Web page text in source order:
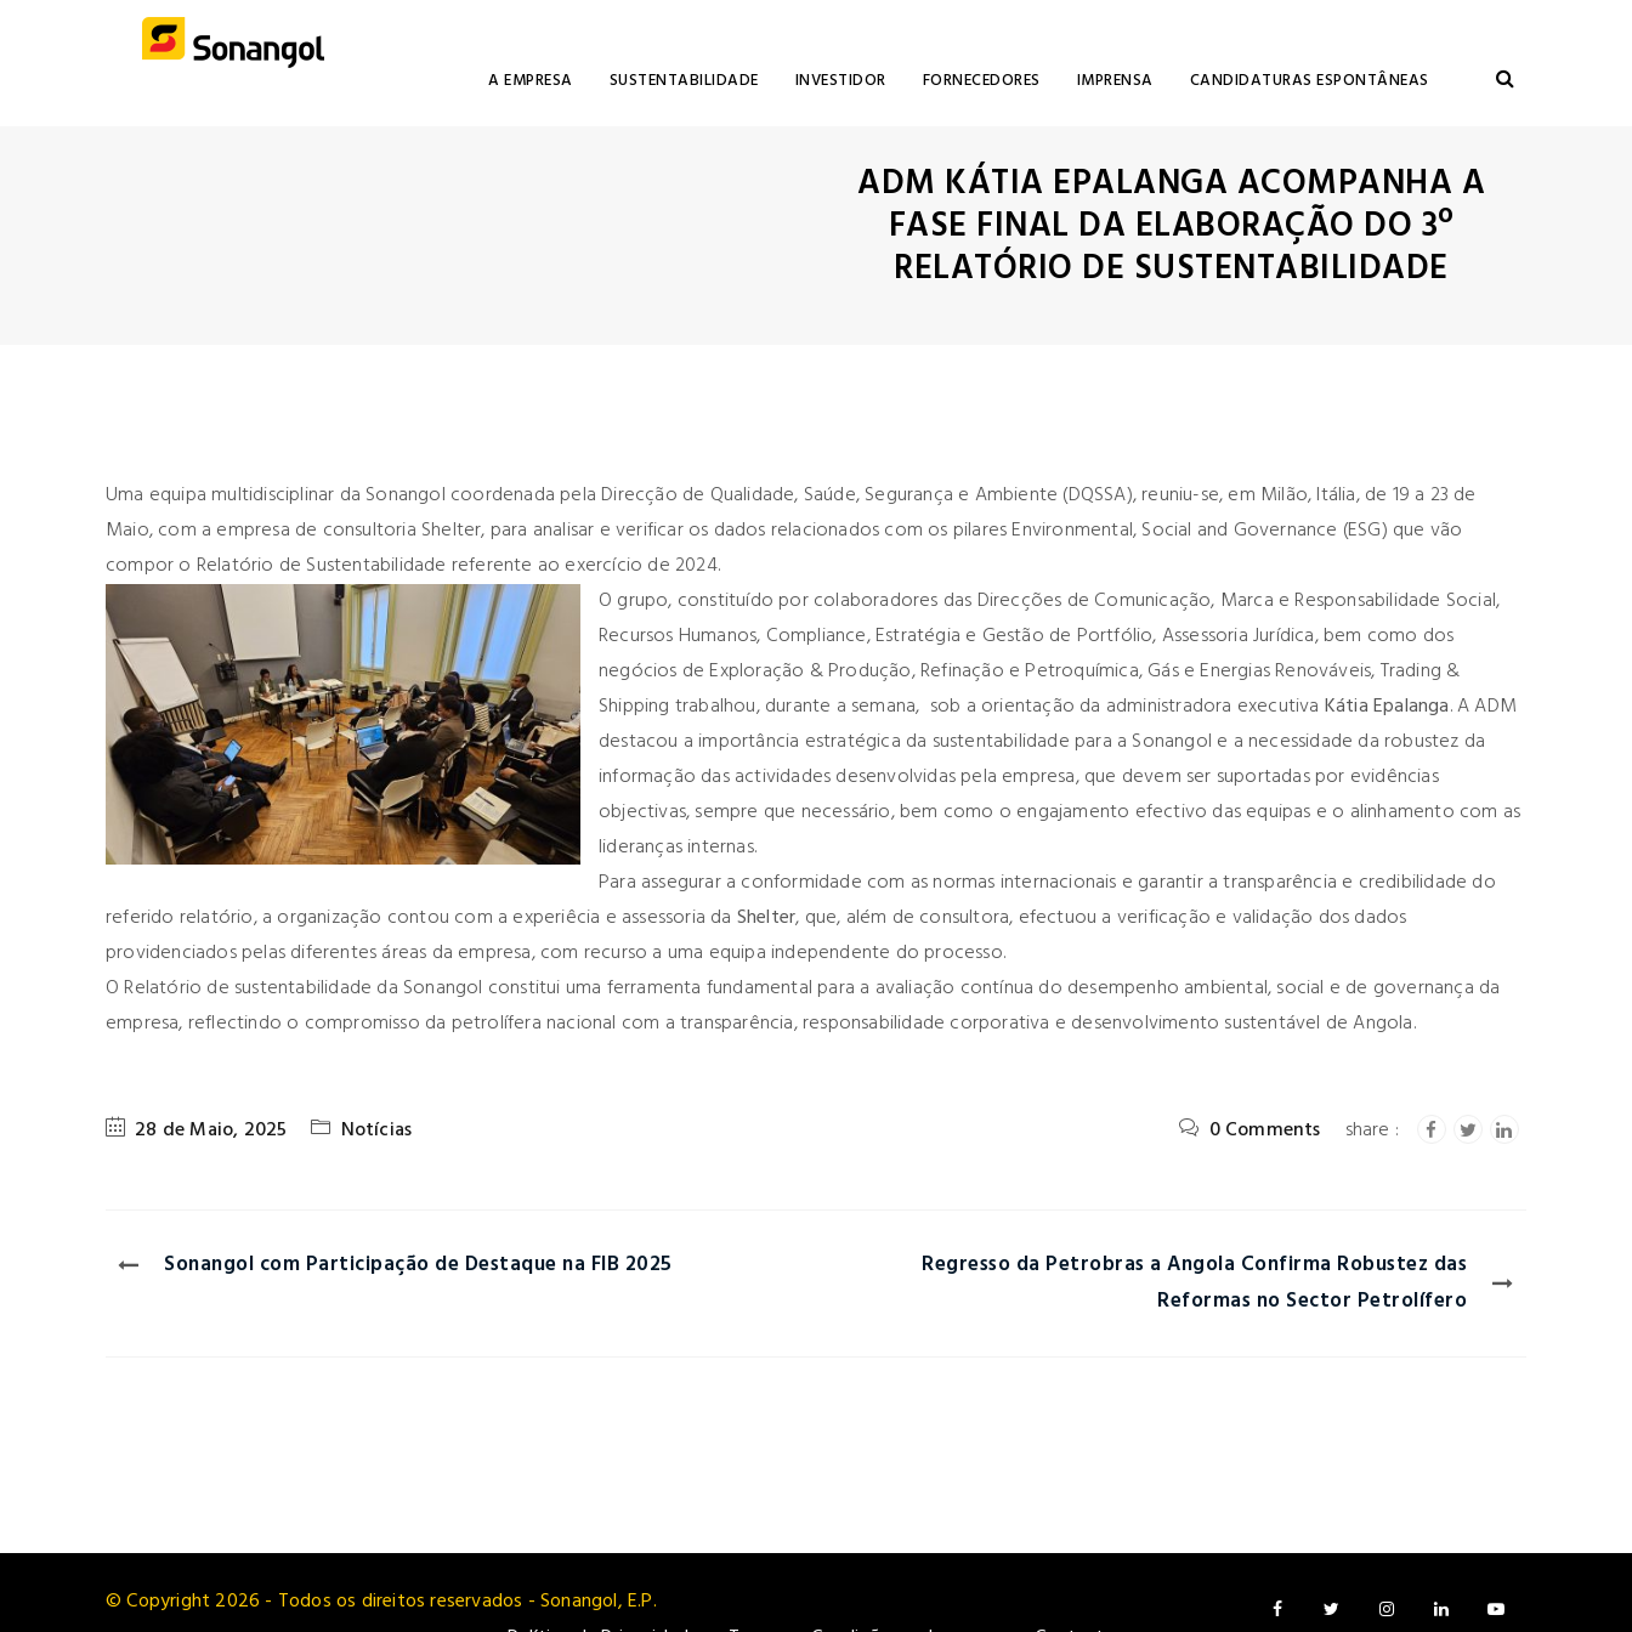
A EMPRESA SUSTENTABILIDADE INVESTIDOR FORNECEDORES IMPRENSA CANDIDATURAS ESPONTÂNEAS
ADM KÁTIA EPALANGA ACOMPANHA A
FASE FINAL DA ELABORAÇÃO DO 3º
RELATÓRIO DE SUSTENTABILIDADE
Uma equipa multidisciplinar da Sonangol coordenada pela Direcção de Qualidade, Saúde, Segurança e Ambiente (DQSSA), reuniu-se, em Milão, Itália, de 19 a 23 de
Maio, com a empresa de consultoria Shelter, para analisar e verificar os dados relacionados com os pilares Environmental, Social and Governance (ESG) que vão
compor o Relatório de Sustentabilidade referente ao exercício de 2024.
O grupo, constituído por colaboradores das Direcções de Comunicação, Marca e Responsabilidade Social,
Recursos Humanos, Compliance, Estratégia e Gestão de Portfólio, Assessoria Jurídica, bem como dos
negócios de Exploração & Produção, Refinação e Petroquímica, Gás e Energias Renováveis, Trading &
Shipping trabalhou, durante a semana, sob a orientação da administradora executiva Kátia Epalanga. A ADM
destacou a importância estratégica da sustentabilidade para a Sonangol e a necessidade da robustez da
informação das actividades desenvolvidas pela empresa, que devem ser suportadas por evidências
objectivas, sempre que necessário, bem como o engajamento efectivo das equipas e o alinhamento com as
lideranças internas.
Para assegurar a conformidade com as normas internacionais e garantir a transparência e credibilidade do
referido relatório, a organização contou com a experiêcia e assessoria da Shelter, que, além de consultora, efectuou a verificação e validação dos dados
providenciados pelas diferentes áreas da empresa, com recurso a uma equipa independente do processo.
O Relatório de sustentabilidade da Sonangol constitui uma ferramenta fundamental para a avaliação contínua do desempenho ambiental, social e de governança da
empresa, reflectindo o compromisso da petrolífera nacional com a transparência, responsabilidade corporativa e desenvolvimento sustentável de Angola.
28 de Maio, 2025 Notícias 0 Comments
Sonangol com Participação de Destaque na FIB 2025
Regresso da Petrobras a Angola Confirma Robustez das
Reformas no Sector Petrolífero
© Copyright 2026 - Todos os direitos reservados - Sonangol, E.P.